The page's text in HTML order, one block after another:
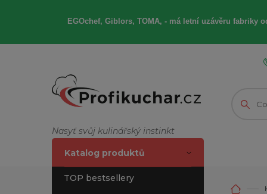
EGOchef, Giblors, TOMA, -má letní uzávěru fabriky
Nasyť svůj kulinářský instinkt
Katalog produktů
TOP bestsellery